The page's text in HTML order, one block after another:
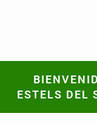
ESTELS DEL
ESTELS DEL